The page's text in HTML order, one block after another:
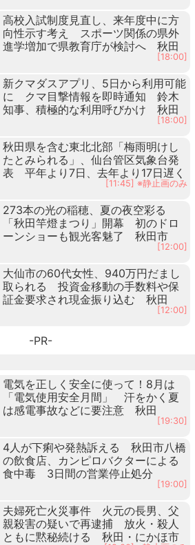
高校入試制度見直し、来年度中に方
向性示す考え スポーツ関係の県外
進学増加で県教育庁が検討へ 秋田
[18:00]
新クマダスアプリ、5日から利用可能
に クマ目撃情報を即時通知 鈴木
知事、積極的な利用呼びかけ 秋田
[18:00]
秋田県を含む東北北部「梅雨明けし
たとみられる」、仙台管区気象台発
表 平年より7日、去年より17日遅く
[11:45] ※静止画のみ
273本の光の稲穂、夏の夜空彩る
「秋田竿燈まつり」開幕 初のドロ
ーンショーも観光客魅了 秋田市
[12:00]
大仙市の60代女性、940万円だまし
取られる 投資金移動の手数料や保
証金要求され現金振り込む 秋田
[12:00]
-PR-
電気を正しく安全に使って！8月は
「電気使用安全月間」 汗をかく夏
は感電事故などに要注意 秋田
[19:30]
4人が下痢や発熱訴える 秋田市八橋
の飲食店、カンピロバクターによる
食中毒 3日間の営業停止処分
[19:00]
夫婦死亡火災事件 火元の長男、父
親殺害の疑いで再逮捕 放火・殺人
ともに黙秘続ける 秋田・にかほ市